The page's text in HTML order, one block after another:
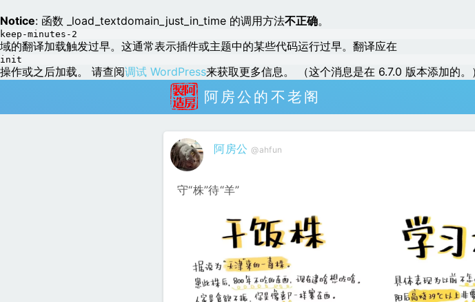
Notice: 函数 _load_textdomain_just_in_time 的调用方法不正确。
keep-minutes-2
域的翻译加载触发过早。这通常表示插件或主题中的某些代码运行过早。翻译应在
init
操作或之后加载。 请查阅调试 WordPress来获取更多信息。 （这个消息是在 6.7.0 版本添加的。
阿房公的不老阁
阿房公 @ahfun
守“株”待“羊”